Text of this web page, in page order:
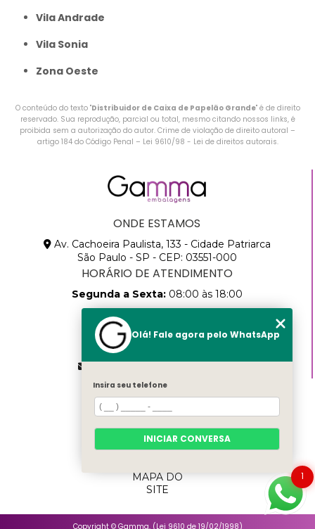
Vila Andrade
Vila Sonia
Zona Oeste
O conteúdo do texto "Distribuidor de Caixa de Papelão Grande" é de direito
reservado. Sua reprodução, parcial ou total, mesmo citando nossos links, é
proibida sem a autorização do autor. Crime de violação de direito autoral –
artigo 184 do Código Penal – Lei 9610/98 - Lei de direitos autorais.
ONDE ESTAMOS
Av. Cachoeira Paulista, 133 - Cidade Patriarca
São Paulo - SP - CEP: 03551-000
HORÁRIO DE ATENDIMENTO
Segunda a Sexta:08:00 às 18:00
CONTATOS
(11) 2768-8783
(11) 99457-9205
MENU
HOME
SOBRE
NÓS
PRODUTOS
MAPA DO
SITE
Copyright © Gamma. (Lei 9610 de 19/02/1998)
1
Olá! Fale agora pelo WhatsApp
Insira seu telefone
INICIAR CONVERSA